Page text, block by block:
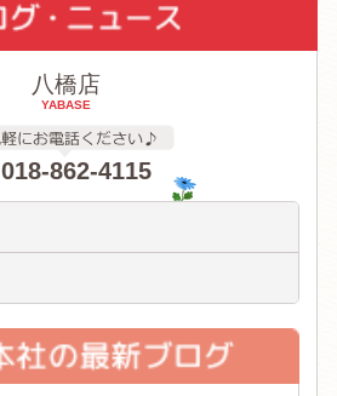
八橋店
YABASE
018-862-4115